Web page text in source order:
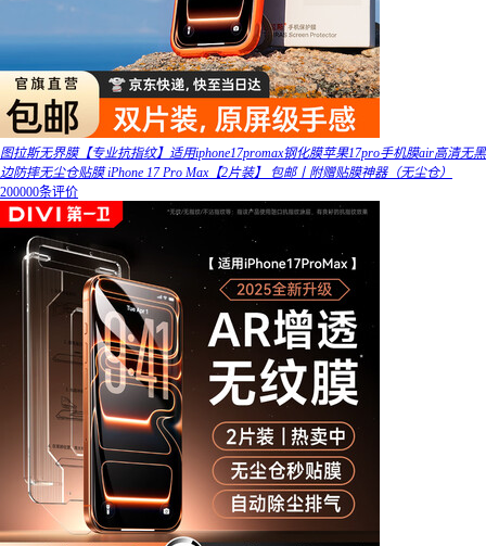
图拉斯无界膜【专业抗指纹】适用iphone17promax钢化膜苹果17pro手机膜air高清无黑
边防摔无尘仓贴膜 iPhone 17 Pro Max【2片装】 包邮丨附赠贴膜神器（无尘仓）
200000条评价